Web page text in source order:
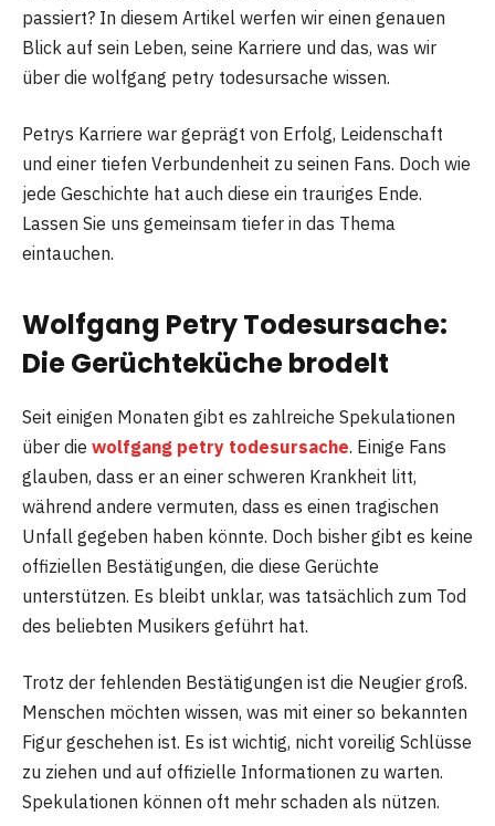
passiert? In diesem Artikel werfen wir einen genauen
Blick auf sein Leben, seine Karriere und das, was wir
über die wolfgang petry todesursache wissen.
Petrys Karriere war geprägt von Erfolg, Leidenschaft
und einer tiefen Verbundenheit zu seinen Fans. Doch wie
jede Geschichte hat auch diese ein trauriges Ende.
Lassen Sie uns gemeinsam tiefer in das Thema
eintauchen.
Wolfgang Petry Todesursache:
Die Gerüchteküche brodelt
Seit einigen Monaten gibt es zahlreiche Spekulationen
über die wolfgang petry todesursache. Einige Fans
glauben, dass er an einer schweren Krankheit litt,
während andere vermuten, dass es einen tragischen
Unfall gegeben haben könnte. Doch bisher gibt es keine
offiziellen Bestätigungen, die diese Gerüchte
unterstützen. Es bleibt unklar, was tatsächlich zum Tod
des beliebten Musikers geführt hat.
Trotz der fehlenden Bestätigungen ist die Neugier groß.
Menschen möchten wissen, was mit einer so bekannten
Figur geschehen ist. Es ist wichtig, nicht voreilig Schlüsse
zu ziehen und auf offizielle Informationen zu warten.
Spekulationen können oft mehr schaden als nützen.